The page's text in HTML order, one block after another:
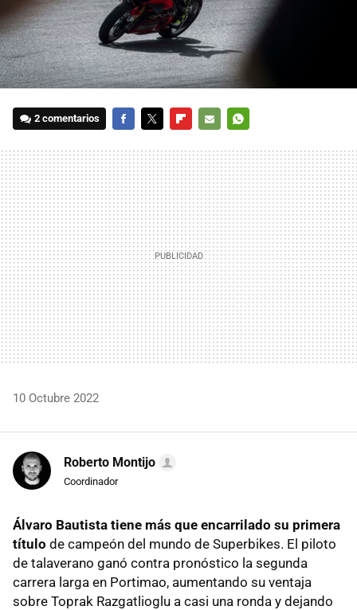
2 comentarios
MAIL
10 Octubre 2022
Roberto Montijo
Coordinador
Álvaro Bautista tiene más que encarrilado su primera
título de campeón del mundo de Superbikes. El piloto
de talaverano ganó contra pronóstico la segunda
carrera larga en Portimao, aumentando su ventaja
sobre Toprak Razgatlioglu a casi una ronda y dejando